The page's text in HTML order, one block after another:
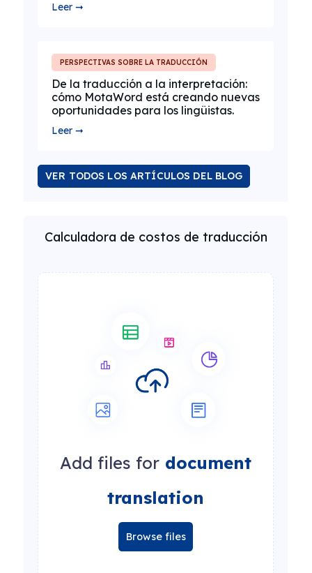
Leer ➞
PERSPECTIVAS SOBRE LA TRADUCCIÓN
De la traducción a la interpretación:
cómo MotaWord está creando nuevas
oportunidades para los lingüistas.
Leer ➞
VER TODOS LOS ARTÍCULOS DEL BLOG
Calculadora de costos de traducción
Add files for document
translation
Browse files